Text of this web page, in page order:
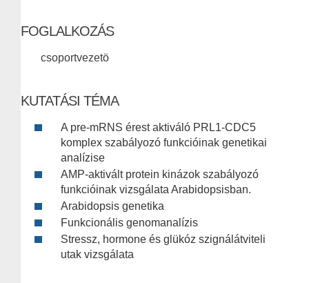
FOGLALKOZÁS
csoportvezetö
KUTATÁSI TÉMA
A pre-mRNS érest aktiváló PRL1-CDC5
komplex szabályozó funkcióinak genetikai
analízise
AMP-aktivált protein kinázok szabályozó
funkcióinak vizsgálata Arabidopsisban.
Arabidopsis genetika
Funkcionális genomanalízis
Stressz, hormone és glükóz szignálátviteli
utak vizsgálata